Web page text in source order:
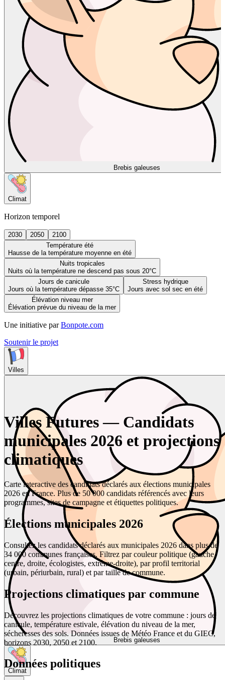
Brebis galeuses
Climat
Horizon temporel
2030 2050
2100
Température été
Hausse de la température moyenne en été
Nuits tropicales
Nuits où la température ne descend pas sous 20°C
Jours de canicule
Jours où la température dépasse 35°C
Stress hydrique
Jours avec sol sec en été
Élévation niveau mer
Élévation prévue du niveau de la mer
Une initiative par Bonpote.com
Soutenir le projet
Villes
Brebis galeuses
Climat
Villes Futures — Candidats
municipales 2026 et projections
climatiques
Carte interactive des candidats déclarés aux élections municipales
2026 en France. Plus de 50 000 candidats référencés avec leurs
programmes, sites de campagne et étiquettes politiques.
Élections municipales 2026
Consultez les candidats déclarés aux municipales 2026 dans plus de
34 000 communes françaises. Filtrez par couleur politique (gauche,
centre, droite, écologistes, extrême-droite), par profil territorial
(urbain, périurbain, rural) et par taille de commune.
Projections climatiques par commune
Découvrez les projections climatiques de votre commune : jours de
canicule, température estivale, élévation du niveau de la mer,
sécheresses des sols. Données issues de Météo France et du GIEC,
horizons 2030, 2050 et 2100.
Données politiques